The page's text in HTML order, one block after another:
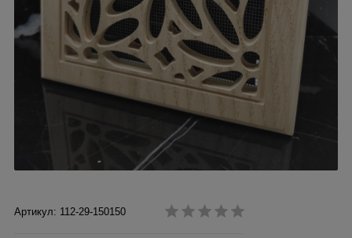
Артикул: 112-29-150150